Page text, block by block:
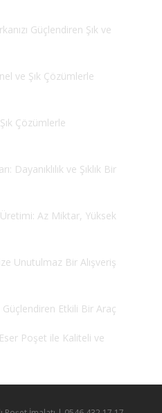
Güçlendiren Şık ve
ve Şık Çözümlerle
Çözümlerle
Dayanıklılık ve Şıklık Bir
Üretimi: Az Miktar, Yüksek
Unutulmaz Bir Alışveriş
Güçlendiren Etkili Bir Araç
Poşet ile Kaliteli ve